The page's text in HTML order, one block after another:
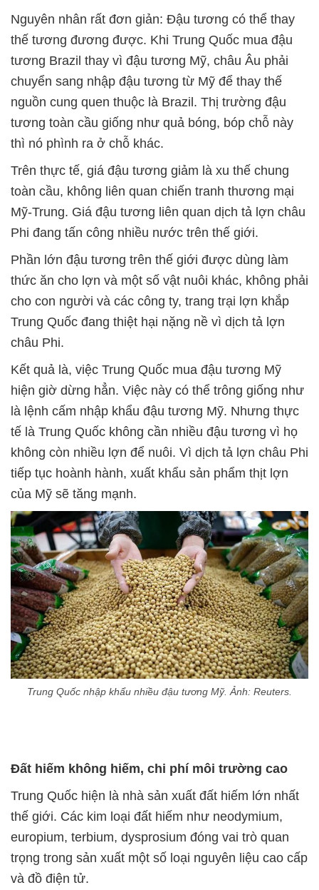
Nguyên nhân rất đơn giản: Đậu tương có thể thay
thế tương đương được. Khi Trung Quốc mua đậu
tương Brazil thay vì đậu tương Mỹ, châu Âu phải
chuyển sang nhập đậu tương từ Mỹ để thay thế
nguồn cung quen thuộc là Brazil. Thị trường đậu
tương toàn cầu giống như quả bóng, bóp chỗ này
thì nó phình ra ở chỗ khác.
Trên thực tế, giá đậu tương giảm là xu thế chung
toàn cầu, không liên quan chiến tranh thương mại
Mỹ-Trung. Giá đậu tương liên quan dịch tả lợn châu
Phi đang tấn công nhiều nước trên thế giới.
Phần lớn đậu tương trên thế giới được dùng làm
thức ăn cho lợn và một số vật nuôi khác, không phải
cho con người và các công ty, trang trại lợn khắp
Trung Quốc đang thiệt hại nặng nề vì dịch tả lợn
châu Phi.
Kết quả là, việc Trung Quốc mua đậu tương Mỹ
hiện giờ dừng hẳn. Việc này có thể trông giống như
là lệnh cấm nhập khẩu đậu tương Mỹ. Nhưng thực
tế là Trung Quốc không cần nhiều đậu tương vì họ
không còn nhiều lợn để nuôi. Vì dịch tả lợn châu Phi
tiếp tục hoành hành, xuất khẩu sản phẩm thịt lợn
của Mỹ sẽ tăng mạnh.
Trung Quốc nhập khẩu nhiều đậu tương Mỹ. Ảnh: Reuters.
Đất hiếm không hiếm, chi phí môi trường cao
Trung Quốc hiện là nhà sản xuất đất hiếm lớn nhất
thế giới. Các kim loại đất hiếm như neodymium,
europium, terbium, dysprosium đóng vai trò quan
trọng trong sản xuất một số loại nguyên liệu cao cấp
và đồ điện tử.